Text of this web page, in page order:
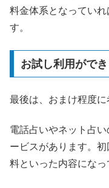
料金体系となってい
す。
お試し利用ができ
最後は、おまけ程度に
電話占いやネット占
ービスがあります。
料といった内容になっ